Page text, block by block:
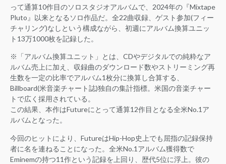
って通算10作目のソロスタジオアルバムで、2024年の『Mixtape
Pluto』以来となるソロ作品だ。全22曲収録、ゲスト参加(フィー
チャリング)なしという構成ながら、初週にアルバム換算ユニッ
ト13万1000枚を記録した。
※「アルバム換算ユニット」とは、CDやデジタルでの純粋なア
ルバム売上に加え、収録曲のダウンロード数やストリーミング再
生数を一定の比率でアルバム1枚分に換算し合算する、
Billboard(米音楽チャート誌)独自の集計指標。米国の音楽チャー
トで広く採用されている。
この結果、本作はFutureにとって通算12作目となる全米No.1ア
ルバムとなった。
今回のヒットにより、FutureはHip-Hop史上でも屈指の記録保持
者に名を連ねることになった。全米No.1アルバム獲得数で
Eminemの持つ11作という記録を上回り、歴代5位に浮上。彼の